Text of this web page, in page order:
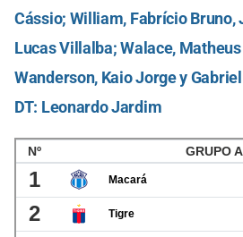
Cássio; William, Fabrício Bruno,
Lucas Villalba; Walace,
Wanderson, Kaio Jorge y
DT: Leonardo Jardim